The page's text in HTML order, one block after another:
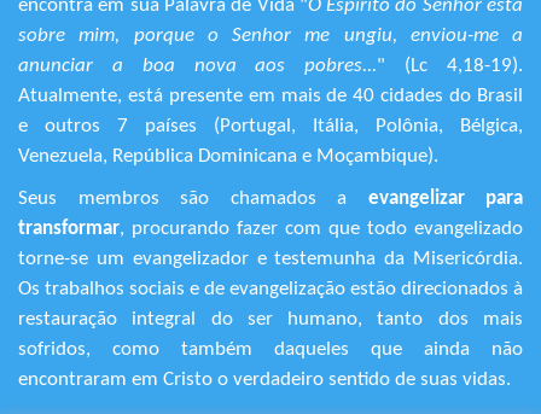
encontra em sua Palavra de Vida "O Espírito do Senhor está
sobre mim, porque o Senhor me ungiu, enviou-me a
anunciar a boa nova aos pobres..." (Lc 4,18-19).
Atualmente, está presente em mais de 40 cidades do Brasil
e outros 7 países (Portugal, Itália, Polônia, Bélgica,
Venezuela, República Dominicana e Moçambique).
Seus membros são chamados a evangelizar para
transformar, procurando fazer com que todo evangelizado
torne-se um evangelizador e testemunha da Misericórdia.
Os trabalhos sociais e de evangelização estão direcionados à
restauração integral do ser humano, tanto dos mais
sofridos, como também daqueles que ainda não
encontraram em Cristo o verdadeiro sentido de suas vidas.